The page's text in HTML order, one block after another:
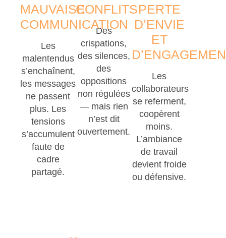
MAUVAISE
COMMUNICATION
Les
malentendus
s’enchaînent,
les messages
ne passent
plus. Les
tensions
s’accumulent
faute de
cadre
partagé.
CONFLITS
Des
crispations,
des silences,
des
oppositions
non régulées
— mais rien
n’est dit
ouvertement.
PERTE
D’ENVIE
ET
Les
collaborateurs
se referment,
coopèrent
moins.
L’ambiance
de travail
devient froide
ou défensive.